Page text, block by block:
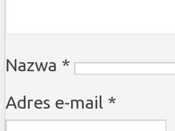
Nazwa *
Adres e-mail *